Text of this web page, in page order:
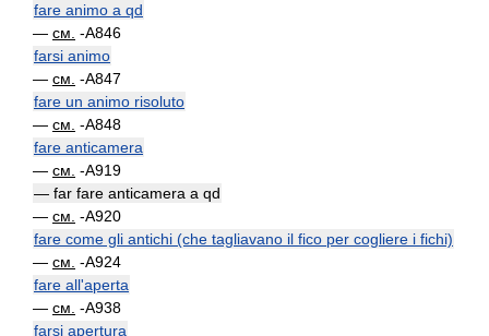
fare animo a qd
— см. -A846
farsi animo
— см. -A847
fare un animo risoluto
— см. -A848
fare anticamera
— см. -A919
— far fare anticamera a qd
— см. -A920
fare come gli antichi (che tagliavano il fico per cogliere i fichi)
— см. -A924
fare all'aperta
— см. -A938
farsi apertura